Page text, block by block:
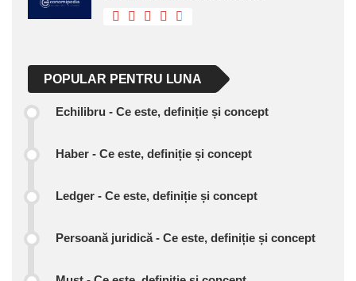
POPULAR PENTRU LUNA
Echilibru - Ce este, definiție și concept
Haber - Ce este, definiție și concept
Ledger - Ce este, definiție și concept
Persoană juridică - Ce este, definiție și concept